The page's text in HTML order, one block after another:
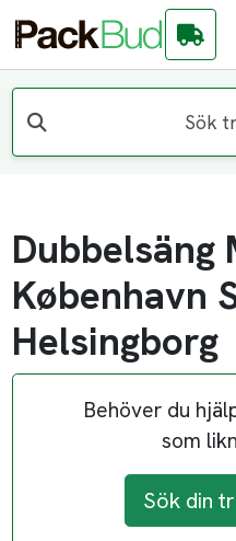
Sök
Dubbelsäng
København
Helsingborg
Behöver du
som
Sök din